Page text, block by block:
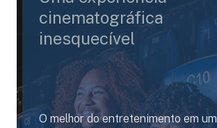
cinematográfica
inesquecível
O melhor do entretenimento em um